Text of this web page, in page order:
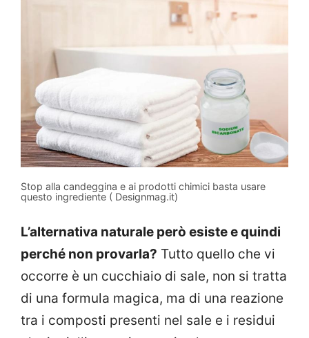
Stop alla candeggina e ai prodotti chimici basta usare
questo ingrediente ( Designmag.it)
L’alternativa naturale però esiste e quindi
perché non provarla? Tutto quello che vi
occorre è un cucchiaio di sale, non si tratta
di una formula magica, ma di una reazione
tra i composti presenti nel sale e i residui